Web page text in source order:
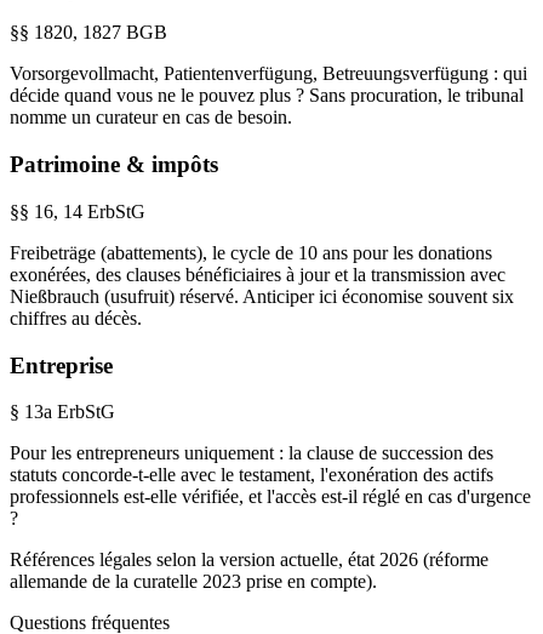
§§ 1820, 1827 BGB
Vorsorgevollmacht, Patientenverfügung, Betreuungsverfügung : qui
décide quand vous ne le pouvez plus ? Sans procuration, le tribunal
nomme un curateur en cas de besoin.
Patrimoine & impôts
§§ 16, 14 ErbStG
Freibeträge (abattements), le cycle de 10 ans pour les donations
exonérées, des clauses bénéficiaires à jour et la transmission avec
Nießbrauch (usufruit) réservé. Anticiper ici économise souvent six
chiffres au décès.
Entreprise
§ 13a ErbStG
Pour les entrepreneurs uniquement : la clause de succession des
statuts concorde-t-elle avec le testament, l'exonération des actifs
professionnels est-elle vérifiée, et l'accès est-il réglé en cas d'urgence
?
Références légales selon la version actuelle, état 2026 (réforme
allemande de la curatelle 2023 prise en compte).
Questions fréquentes